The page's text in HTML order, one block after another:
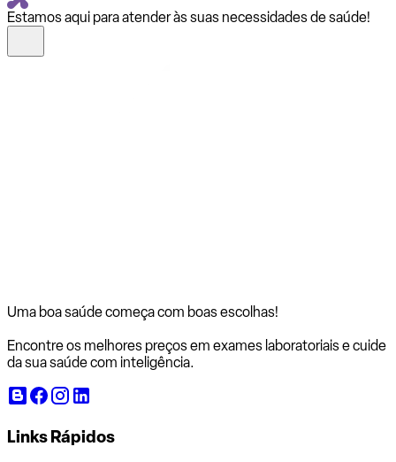
Estamos aqui para atender às suas necessidades de saúde!
Uma boa saúde começa com boas escolhas!
Encontre os melhores preços em exames laboratoriais e cuide
da sua saúde com inteligência.
Links Rápidos